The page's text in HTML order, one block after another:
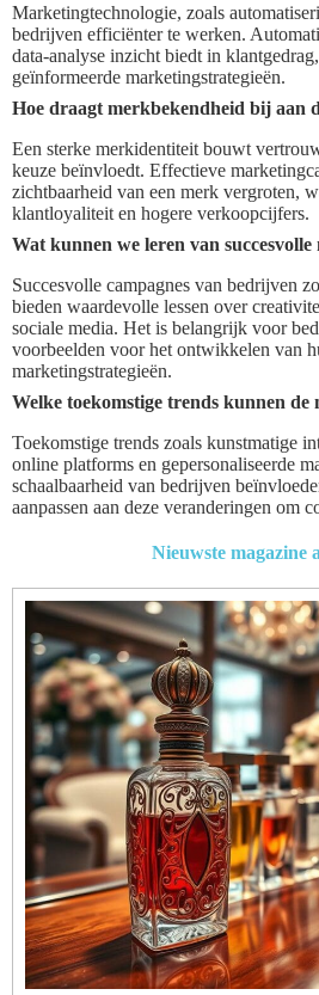
Marketingtechnologie, zoals
bedrijven efficiënter te werken.
data-analyse inzicht biedt in
geïnformeerde marketingstrategieën.
Hoe draagt merkbekendheid bij aan
Een sterke merkidentiteit bouwt
keuze beïnvloedt. Effectieve
zichtbaarheid van een merk vergroten,
klantloyaliteit en hogere verkoopcijfers.
Wat kunnen we leren van
Succesvolle campagnes van bedrijven
bieden waardevolle lessen over
sociale media. Het is belangrijk voor
voorbeelden voor het ontwikkelen van
marketingstrategieën.
Welke toekomstige trends kunnen de
Toekomstige trends zoals kunstmatige
online platforms en gepersonaliseerde
schaalbaarheid van bedrijven
aanpassen aan deze veranderingen om
Nieuwste magazine